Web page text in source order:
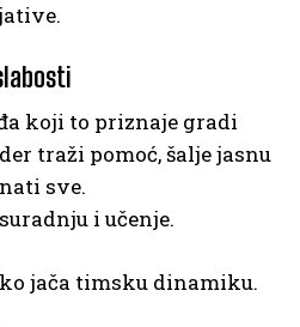
koji to priznaje gradi
traži pomoć, šalje jasnu
sve.
i učenje.
jača timsku dinamiku.